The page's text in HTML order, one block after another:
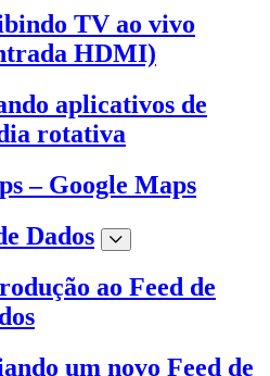
TV ao vivo
HDMI)
aplicativos de
rotativa
– Google Maps
Dados
ao Feed de
um novo Feed de